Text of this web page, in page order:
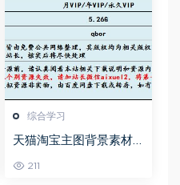
综合学习
天猫淘宝主图背景素材
源打包下载
211